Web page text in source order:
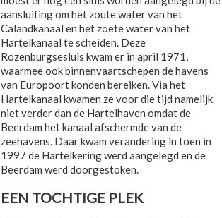
aansluiting om het zoute water van het
Calandkanaal en het zoete water van het
Hartelkanaal te scheiden. Deze
Rozenburgsesluis kwam er in april 1971,
waarmee ook binnenvaartschepen de havens
van Europoort konden bereiken. Via het
Hartelkanaal kwamen ze voor die tijd namelijk
niet verder dan de Hartelhaven omdat de
Beerdam het kanaal afschermde van de
zeehavens. Daar kwam verandering in toen in
1997 de Hartelkering werd aangelegd en de
Beerdam werd doorgestoken.
EEN TOCHTIGE PLEK